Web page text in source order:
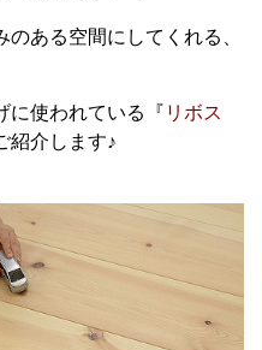
ある空間にしてくれる、
に使われている『 リボス
紹介します♪